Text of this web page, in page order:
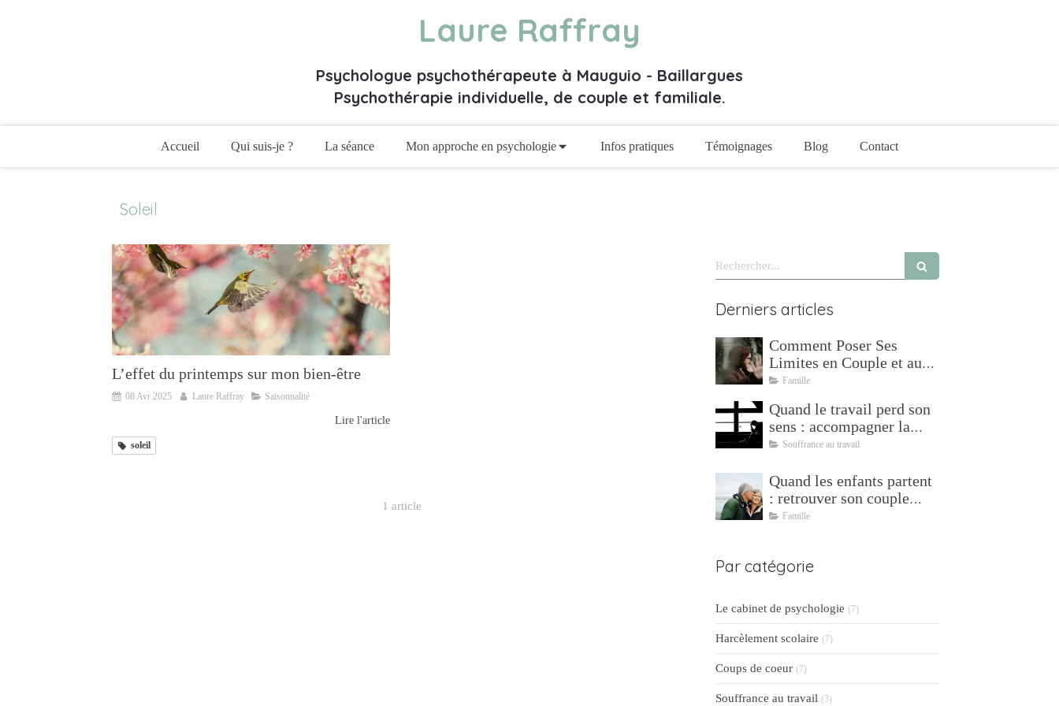
Laure Raffray
Psychologue psychothérapeute à Mauguio - Baillargues
Psychothérapie individuelle, de couple et familiale.
Accueil Qui suis-je ? La séance Mon approche en psychologie Infos pratiques Témoignages Blog Contact
Soleil
L’effet du printemps sur mon bien-être
08 Avr 2025 Laure Raffray Saisonnalité
Lire l'article
soleil
1 article
Rechercher
Derniers articles
Comment Poser Ses
Limites en Couple et au
Travail — Psychologue à
Famille
Quand le travail perd son
sens : accompagner la
transition vers l'après
Souffrance au travail
Quand les enfants partent
: retrouver son couple
après 25 ans de parentalité
Famille
Par catégorie
Le cabinet de psychologie (7)
Harcèlement scolaire (7)
Coups de coeur (7)
Souffrance au travail (3)